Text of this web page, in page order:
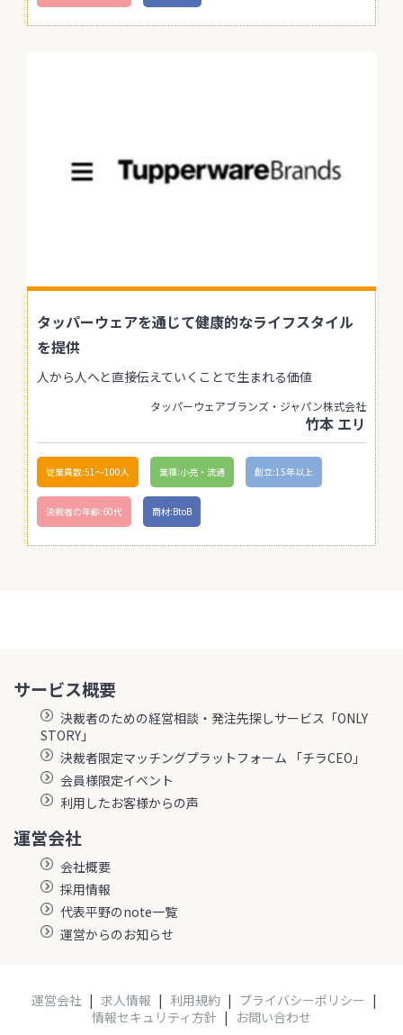
タッパーウェアを通じて健康的なライフスタイル
を提供
人から人へと直接伝えていくことで生まれる価値
タッパーウェアブランズ・ジャパン株式会社
竹本 エリ
従業員数:51〜100人 業種:小売・流通 創立:15年以上
決裁者の年齢:60代 商材:BtoB
サービス概要
決裁者のための経営相談・発注先探しサービス「ONLY
STORY」
決裁者限定マッチングプラットフォーム 「チラCEO」
会員様限定イベント
利用したお客様からの声
運営会社
会社概要
採用情報
代表平野のnote一覧
運営からのお知らせ
運営会社 | 求人情報 | 利用規約 | プライバシーポリシー |
情報セキュリティ方針 | お問い合わせ